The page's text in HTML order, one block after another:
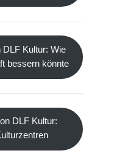
DLF Kultur: Wie
bessern könnte
DLF Kultur: